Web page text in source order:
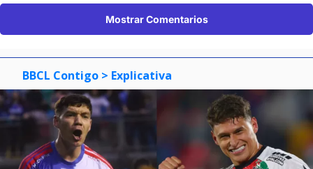
Mostrar Comentarios
BBCL Contigo > Explicativa